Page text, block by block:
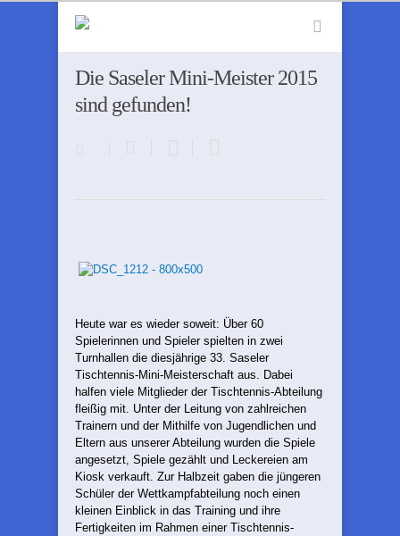
Die Saseler Mini-Meister 2015
sind gefunden!
Heute war es wieder soweit: Über 60
Spielerinnen und Spieler spielten in zwei
Turnhallen die diesjährige 33. Saseler
Tischtennis-Mini-Meisterschaft aus. Dabei
halfen viele Mitglieder der Tischtennis-Abteilung
fleißig mit. Unter der Leitung von zahlreichen
Trainern und der Mithilfe von Jugendlichen und
Eltern aus unserer Abteilung wurden die Spiele
angesetzt, Spiele gezählt und Leckereien am
Kiosk verkauft. Zur Halbzeit gaben die jüngeren
Schüler der Wettkampfabteilung noch einen
kleinen Einblick in das Training und ihre
Fertigkeiten im Rahmen einer Tischtennis-